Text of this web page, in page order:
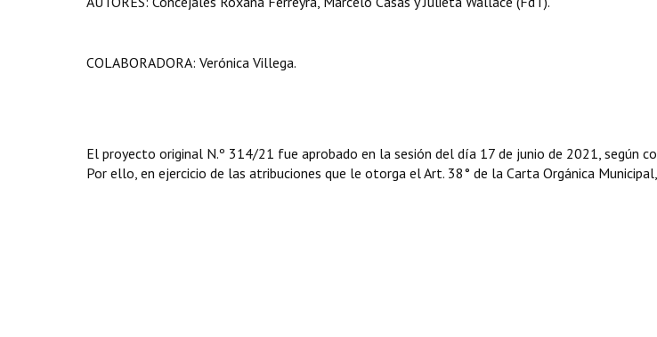
COLABORADORA: Verónica Villega.
El proyecto original N.º 314/21 fue aprobado en la sesión del día 17 de junio de 2021, según
Por ello, en ejercicio de las atribuciones que le otorga el Art. 38° de la Carta Orgánica Municipal,